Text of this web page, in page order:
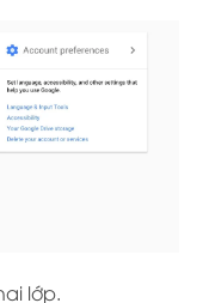
lớp.